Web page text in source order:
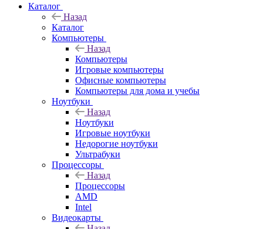
Каталог
Назад
Каталог
Компьютеры
Назад
Компьютеры
Игровые компьютеры
Офисные компьютеры
Компьютеры для дома и учебы
Ноутбуки
Назад
Ноутбуки
Игровые ноутбуки
Недорогие ноутбуки
Ультрабуки
Процессоры
Назад
Процессоры
AMD
Intel
Видеокарты